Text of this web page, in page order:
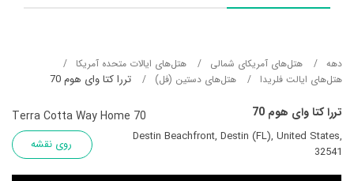
دهه هتل‌های آمریکای شمالی
هتل‌های ایالات متحده آمریکا
هتل‌های ایالت فلریدا
هتل‌های دستین (فل) تررا کتا وای هوم 70
تررا کتا وای هوم 70 Terra Cotta Way Home 70
Destin Beachfront, Destin (FL), United States,
32541
روی نقشه